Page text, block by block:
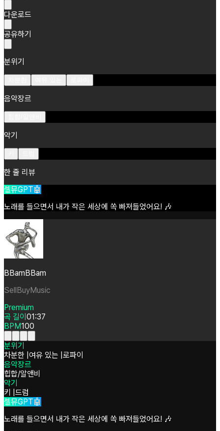
다운로드
공유하기
분위기
음악장르
악기
한 줄 리뷰
셀뮤GPT🤖
노래를 들으면서 내가 작은 세상에 쏙 빠져들었어요! 🎶
BBamBBam
SellBuyMusic
Premium
곡 길이 01:37
BPM100
분위기
차분한 여유 있는 로파이
음악장르
힙합/알앤비
악기
키 드럼
셀뮤GPT🤖
노래를 들으면서 내가 작은 세상에 쏙 빠져들었어요! 🎶